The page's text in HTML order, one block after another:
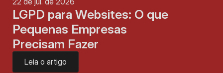
LGPD para Websites: O que
Pequenas Empresas
Precisam Fazer
Leia o artigo